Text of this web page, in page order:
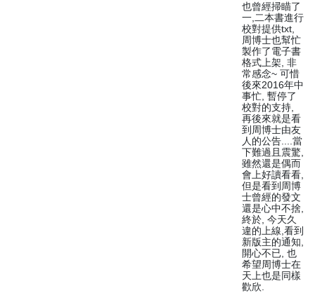
也曾經掃瞄了
一,二本書進行
校對提供txt,
周博士也幫忙
製作了電子書
格式上架, 非
常感念~ 可惜
後來2016年中
事忙, 暫停了
校對的支持,
再後來就是看
到周博士由友
人的公告....當
下難過且震驚,
雖然還是偶而
會上好讀看看,
但是看到周博
士曾經的發文
還是心中不捨,
終於, 今天久
違的上線,看到
新版主的通知,
開心不已, 也
希望周博士在
天上也是同樣
歡欣.